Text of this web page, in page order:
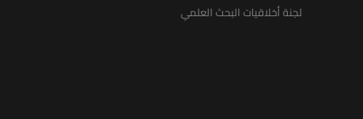
لجنة أخلاقيات البحث العلمي